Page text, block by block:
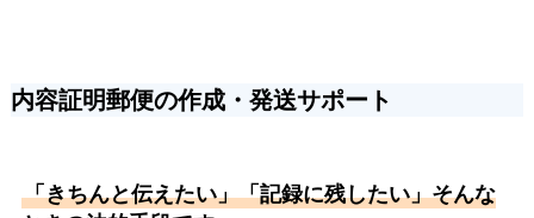
内容証明郵便の作成・発送サポート
「きちんと伝えたい」「記録に残したい」そんな